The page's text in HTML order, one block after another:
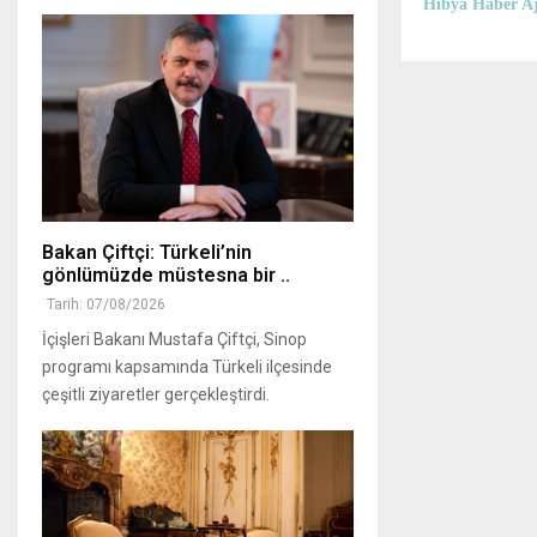
Hibya Haber
Bakan Çiftçi: Türkeli’nin
gönlümüzde müstesna bir ..
Tarih: 07/08/2026
İçişleri Bakanı Mustafa Çiftçi, Sinop
programı kapsamında Türkeli ilçesinde
çeşitli ziyaretler gerçekleştirdi.